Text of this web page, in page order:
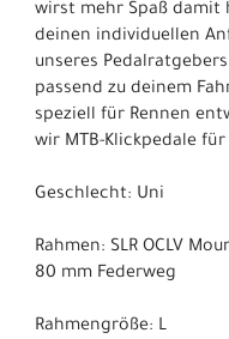
wirst mehr Spaß damit
deinen individuellen
unseres
passend zu deinem
speziell für Rennen
wir MTB-Klickpedale
Geschlecht: Uni
Rahmen: SLR OCLV
80 mm Federweg
Rahmengröße: L